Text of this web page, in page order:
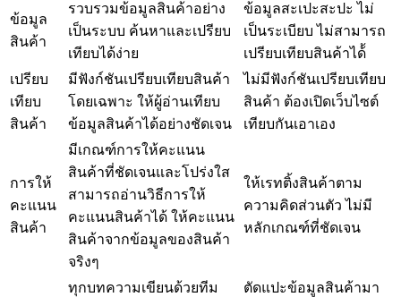
ข้อมูล
สินค้า
รวบรวมข้อมูลสินค้าอย่าง
เป็นระบบ ค้นหาและเปรียบ
เทียบได้ง่าย
ข้อมูลสะเปะสะปะ ไม่
เป็นระเบียบ ไม่สามารถ
เปรียบเทียบสินค้าได้้
เปรียบ
เทียบ
สินค้า
มีฟังก์ชันเปรียบเทียบสินค้า
โดยเฉพาะ ให้ผู้อ่านเทียบ
ข้อมูลสินค้าได้อย่างชัดเจน
ไม่มีฟังก์ชันเปรียบเทียบ
สินค้า ต้องเปิดเว็บไซต์
เทียบกันเอาเอง
การให้
คะแนน
สินค้า
มีเกณฑ์การให้คะแนน
สินค้าที่ชัดเจนและโปร่งใส
สามารถอ่านวิธีการให้
คะแนนสินค้าได้ ให้คะแนน
สินค้าจากข้อมูลของสินค้า
จริงๆ
ให้เรทติ้งสินค้าตาม
ความคิดส่วนตัว ไม่มี
หลักเกณฑ์ที่ชัดเจน
ทุกบทความเขียนด้วยทีม
ตัดแปะข้อมูลสินค้ามา